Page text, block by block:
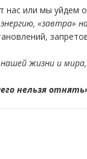
нас или мы уйдем
«завтра»
жизни и
нельзя